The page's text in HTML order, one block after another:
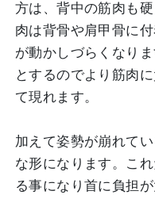
方は、背中の筋肉も
肉は背骨や肩甲骨に
が動かしづらくなり
とするのでより筋肉
て現れます。
加えて姿勢が崩れて
な形になります。こ
る事になり首に負担